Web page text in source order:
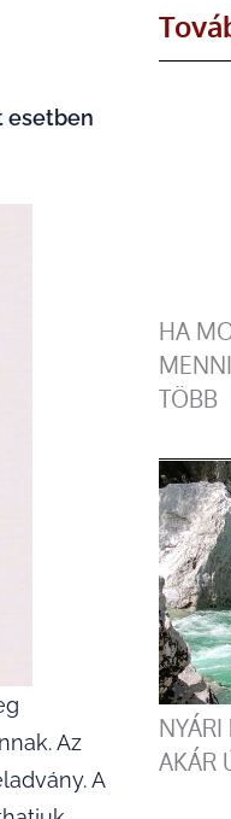
esetben
Az
A
HA
TÖBB
AKÁR